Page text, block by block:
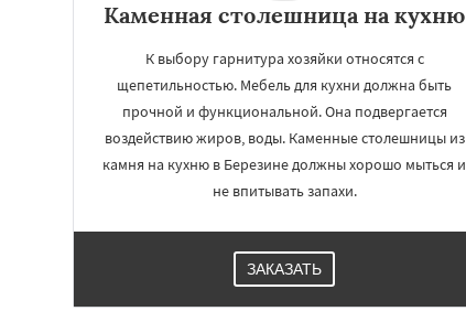
Каменная столешница на кухню
К выбору гарнитура хозяйки относятся с
щепетильностью. Мебель для кухни должна быть
прочной и функциональной. Она подвергается
воздействию жиров, воды. Каменные столешницы из
камня на кухню в Березине должны хорошо мыться и
не впитывать запахи.
ЗАКАЗАТЬ